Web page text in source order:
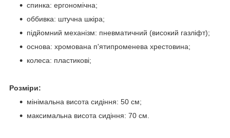
спинка: ергономічна;
оббивка: штучна шкіра;
підйомний механізм: пневматичний (високий газліфт);
основа: хромована п'ятипроменева хрестовина;
колеса: пластикові;
Розміри:
мінімальна висота сидіння: 50 см;
максимальна висота сидіння: 70 см.